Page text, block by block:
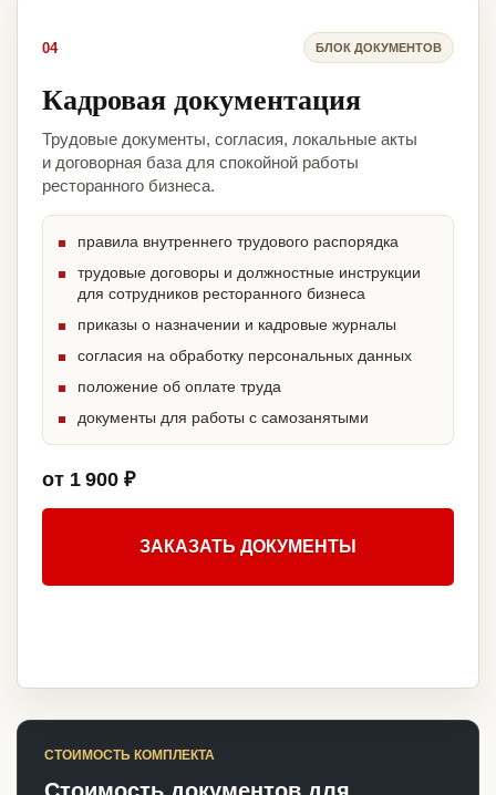
04 БЛОК ДОКУМЕНТОВ
Кадровая документация
Трудовые документы, согласия, локальные акты
и договорная база для спокойной работы
ресторанного бизнеса.
правила внутреннего трудового распорядка
трудовые договоры и должностные инструкции
для сотрудников ресторанного бизнеса
приказы о назначении и кадровые журналы
согласия на обработку персональных данных
положение об оплате труда
документы для работы с самозанятыми
от 1 900 ₽
ЗАКАЗАТЬ ДОКУМЕНТЫ
СТОИМОСТЬ КОМПЛЕКТА